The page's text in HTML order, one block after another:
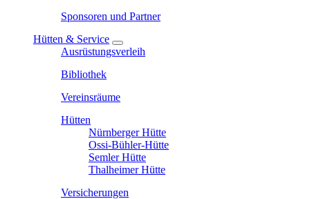
Sponsoren und Partner
Hütten & Service
Ausrüstungsverleih
Bibliothek
Vereinsräume
Hütten
Nürnberger Hütte
Ossi-Bühler-Hütte
Semler Hütte
Thalheimer Hütte
Versicherungen